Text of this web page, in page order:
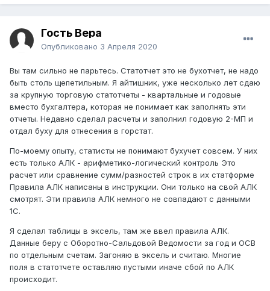
Гость Вера
Опубликовано 3 Апреля 2020
Вы там сильно не парьтесь. Статотчет это не бухотчет, не надо
быть столь щепетильным. Я айтишник, уже несколько лет сдаю
за крупную торговую статотчеты - квартальные и годовые
вместо бухгалтера, которая не понимает как заполнять эти
отчеты. Недавно сделал расчеты и заполнил годовую 2-МП и
отдал буху для отнесения в горстат.
По-моему опыту, статисты не понимают бухучет совсем. У них
есть только АЛК - арифметико-логический контроль Это
расчет или сравнение сумм/разностей строк в их статформе
Правила АЛК написаны в инструкции. Они только на свой АЛК
смотрят. Эти правила АЛК немного не совпадают с данными
1С.
Я сделал таблицы в эксель, там же ввел правила АЛК.
Данные беру с Оборотно-Сальдовой Ведомости за год и ОСВ
по отдельным счетам. Загоняю в эксель и считаю. Многие
поля в статотчете оставляю пустыми иначе сбой по АЛК
происходит.